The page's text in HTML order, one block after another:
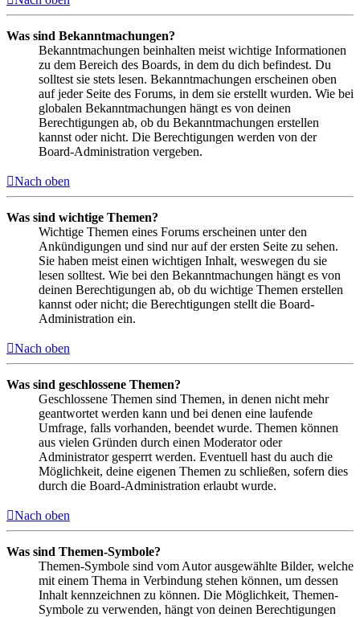
Was sind Bekanntmachungen?
Bekanntmachungen beinhalten meist wichtige Informationen
zu dem Bereich des Boards, in dem du dich befindest. Du
solltest sie stets lesen. Bekanntmachungen erscheinen oben
auf jeder Seite des Forums, in dem sie erstellt wurden. Wie bei
globalen Bekanntmachungen hängt es von deinen
Berechtigungen ab, ob du Bekanntmachungen erstellen
kannst oder nicht. Die Berechtigungen werden von der
Board-Administration vergeben.
Nach oben
Was sind wichtige Themen?
Wichtige Themen eines Forums erscheinen unter den
Ankündigungen und sind nur auf der ersten Seite zu sehen.
Sie haben meist einen wichtigen Inhalt, weswegen du sie
lesen solltest. Wie bei den Bekanntmachungen hängt es von
deinen Berechtigungen ab, ob du wichtige Themen erstellen
kannst oder nicht; die Berechtigungen stellt die Board-
Administration ein.
Nach oben
Was sind geschlossene Themen?
Geschlossene Themen sind Themen, in denen nicht mehr
geantwortet werden kann und bei denen eine laufende
Umfrage, falls vorhanden, beendet wurde. Themen können
aus vielen Gründen durch einen Moderator oder
Administrator gesperrt werden. Eventuell hast du auch die
Möglichkeit, deine eigenen Themen zu schließen, sofern dies
durch die Board-Administration erlaubt wurde.
Nach oben
Was sind Themen-Symbole?
Themen-Symbole sind vom Autor ausgewählte Bilder, welche
mit einem Thema in Verbindung stehen können, um dessen
Inhalt kennzeichnen zu können. Die Möglichkeit, Themen-
Symbole zu verwenden, hängt von deinen Berechtigungen